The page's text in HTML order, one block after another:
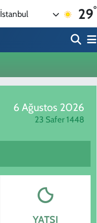
İstanbul 29°
6 Ağustos 2026
23 Safer 1448
YATSI